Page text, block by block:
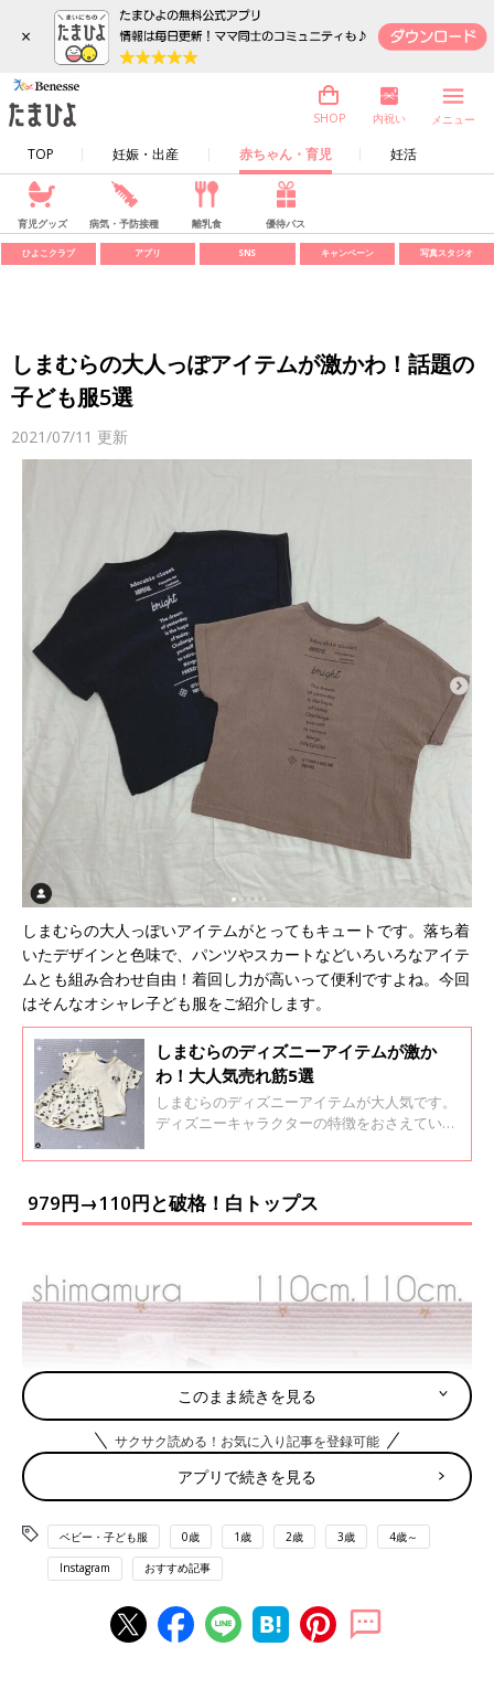
×
TOP 妊娠・出産 赤ちゃん・育児 妊活
SHOP 内祝い メニュー
育児グッズ 病気・予防接種 離乳食 優待パス
ひよこクラブ アプリ SNS キャンペーン 写真スタジオ
しまむらの大人っぽアイテムが激かわ！話題の
子ども服5選
2021/07/11 更新
しまむらの大人っぽいアイテムがとってもキュートです。落ち着
いたデザインと色味で、パンツやスカートなどいろいろなアイテ
ムとも組み合わせ自由！着回し力が高いって便利ですよね。今回
はそんなオシャレ子ども服をご紹介します。
しまむらのディズニーアイテムが激か
わ！大人気売れ筋5選
しまむらのディズニーアイテムが大人気です。
ディズニーキャラクターの特徴をおさえている
奮！シンプルなデザインで、着やすいのもポイ
ムをご紹介します。
979円→110円と破格！白トップス
このまま続きを見る
サクサク読める！お気に入り記事を登録可能
アプリで続きを見る
ベビー・子ども服 0歳 1歳 2歳 3歳 4歳～
Instagram おすすめ記事